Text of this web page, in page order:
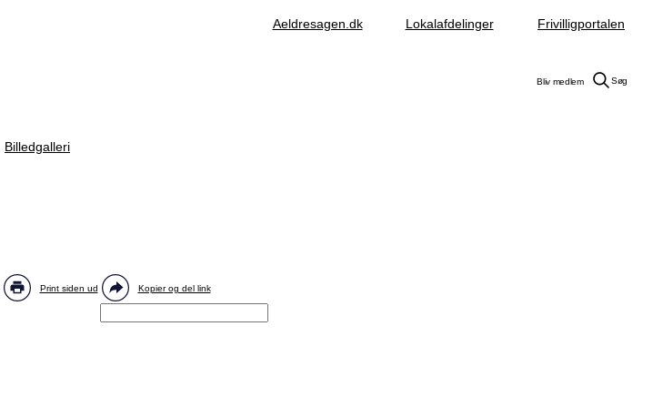
Aeldresagen.dk Lokalafdelinger Frivilligportalen
Bliv medlem Søg
Billedgalleri
Print siden ud Kopier og del link